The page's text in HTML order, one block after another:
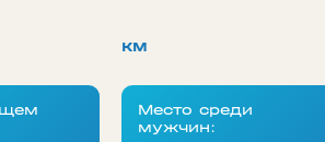
км
Место среди
мужчин: